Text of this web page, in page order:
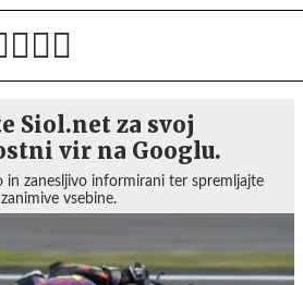
Siol.net za svoj
vir na Googlu.
in zanesljivo informirani ter spremljajte
vsebine.